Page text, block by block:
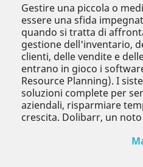
Gestire una piccola o
essere una sfida
quando si tratta di
gestione dell'inventario,
clienti, delle vendite e
entrano in gioco i
Resource Planning). I
soluzioni complete per
aziendali, risparmiare
crescita. Dolibarr, un noto